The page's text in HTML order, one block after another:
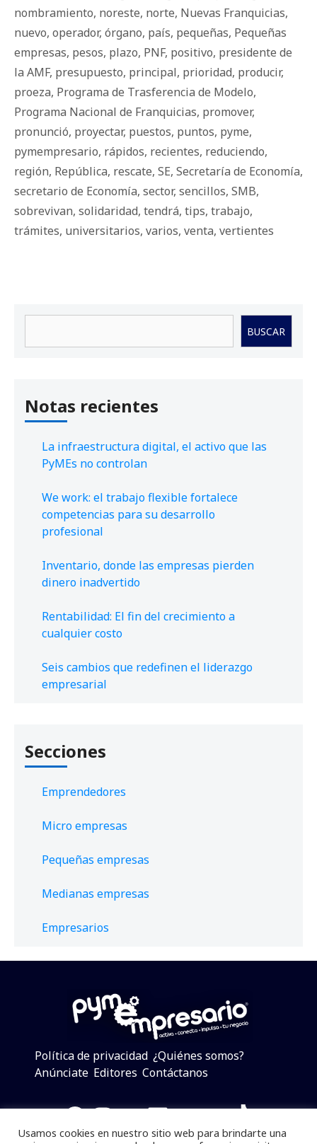
nombramiento, noreste, norte, Nuevas Franquicias,
nuevo, operador, órgano, país, pequeñas, Pequeñas
empresas, pesos, plazo, PNF, positivo, presidente de
la AMF, presupuesto, principal, prioridad, producir,
proeza, Programa de Trasferencia de Modelo,
Programa Nacional de Franquicias, promover,
pronunció, proyectar, puestos, puntos, pyme,
pymempresario, rápidos, recientes, reduciendo,
región, República, rescate, SE, Secretaría de Economía,
secretario de Economía, sector, sencillos, SMB,
sobrevivan, solidaridad, tendrá, tips, trabajo,
trámites, universitarios, varios, venta, vertientes
BUSCAR
Notas recientes
La infraestructura digital, el activo que las
PyMEs no controlan
We work: el trabajo flexible fortalece
competencias para su desarrollo
profesional
Inventario, donde las empresas pierden
dinero inadvertido
Rentabilidad: El fin del crecimiento a
cualquier costo
Seis cambios que redefinen el liderazgo
empresarial
Secciones
Emprendedores
Micro empresas
Pequeñas empresas
Medianas empresas
Empresarios
Política de privacidad ¿Quiénes somos?
Anúnciate Editores Contáctanos
Facebook
Instagram
Twitter
LinkedIn
Telegram
YouTube
TikTok
Usamos cookies en nuestro sitio web para brindarte una